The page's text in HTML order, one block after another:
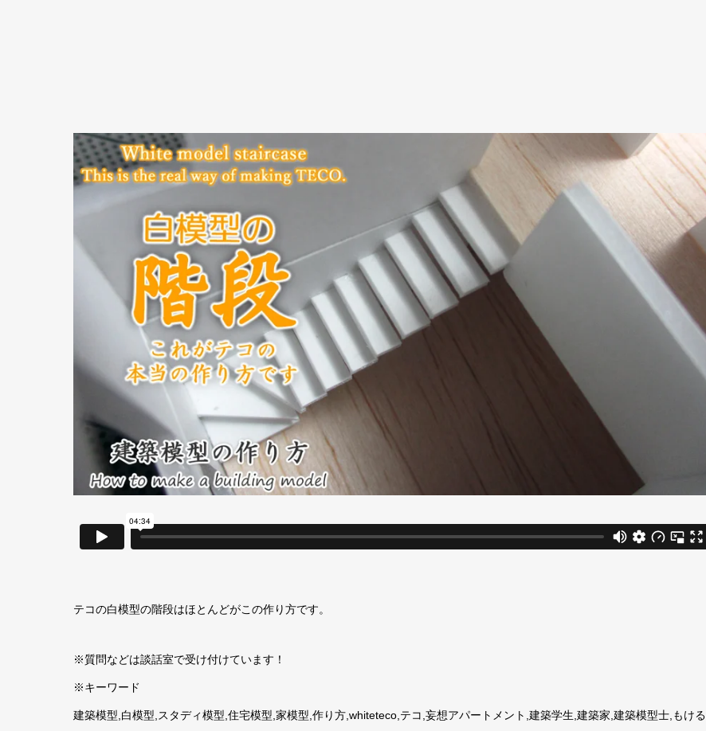
テコの白模型の階段はほとんどがこの作り方です。
※質問などは談話室で受け付けています！
※キーワード
建築模型,白模型,スタディ模型,住宅模型,家模型,作り方,whiteteco,テコ,妄想アパートメント,建築学生,建築家,建築模型士,もける